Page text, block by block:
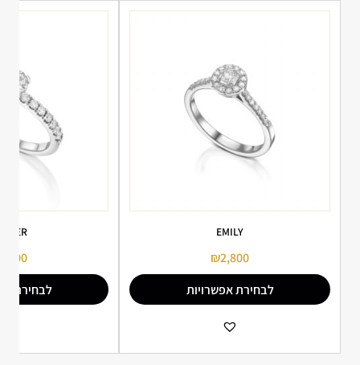
EMILY
₪2,800
לבחירת אפשרויות
הוספה למועדפים
לבחירת